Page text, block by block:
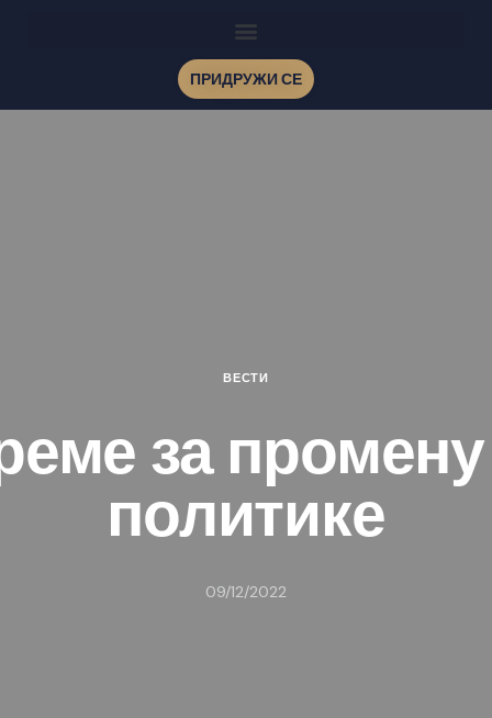
ПРИДРУЖИ СЕ
ВЕСТИ
за
политике
09/12/2022